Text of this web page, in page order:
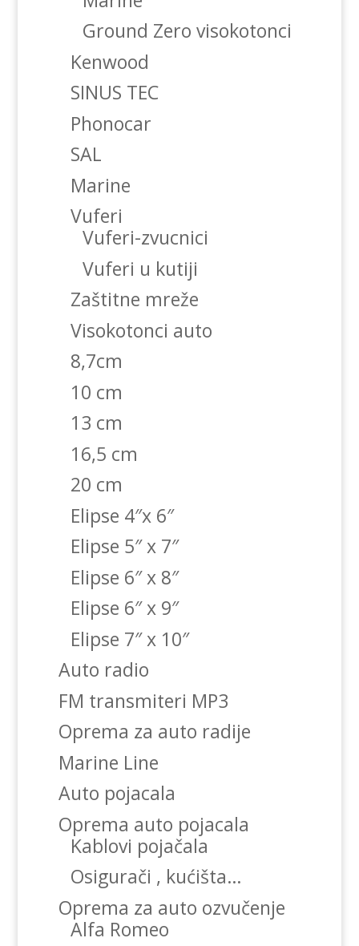
Ground Zero visokotonci
Kenwood
SINUS TEC
Phonocar
SAL
Marine
Vuferi
Vuferi-zvucnici
Vuferi u kutiji
Zaštitne mreže
Visokotonci auto
8,7cm
10 cm
13 cm
16,5 cm
20 cm
Elipse 4″x 6″
Elipse 5″ x 7″
Elipse 6″ x 8″
Elipse 6″ x 9″
Elipse 7″ x 10″
Auto radio
FM transmiteri MP3
Oprema za auto radije
Marine Line
Auto pojacala
Oprema auto pojacala
Kablovi pojačala
Osigurači , kućišta…
Oprema za auto ozvučenje
Alfa Romeo